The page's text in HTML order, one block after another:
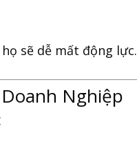
sẽ dễ mất động lực.
Nghiệp